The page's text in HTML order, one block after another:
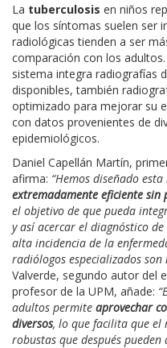
La tuberculosis en niños
que los síntomas suelen ser
radiológicas tienden a ser
comparación con los
sistema integra radiografías
disponibles, también
optimizado para mejorar su
con datos provenientes de
epidemiológicos.
Daniel Capellán Martín,
afirma: “Hemos diseñado esta
extremadamente eficiente sin
el objetivo de que pueda
y así acercar el diagnóstico
alta incidencia de la
radiólogos especializados son
Valverde, segundo autor del
profesor de la UPM, añade:
adultos permite aprovechar
diversos, lo que facilita que el
robustas que después